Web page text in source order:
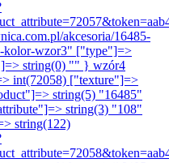
akcesoria/16485-
kolor-wzor3" ["type"]=>
string(0) "" } wzór4
int(72058) ["texture"]=>
string(5) "16485"
string(3) "108"
string(122)